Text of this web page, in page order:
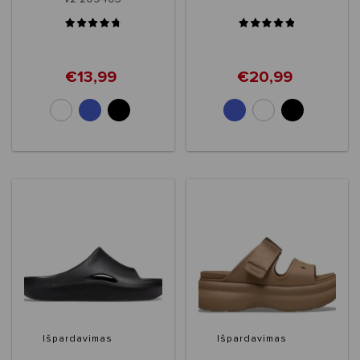
€13,99 €20,99
Išpardavimas Išpardavimas